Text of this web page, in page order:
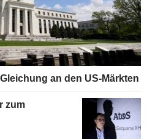
an den US-Märkten
zum